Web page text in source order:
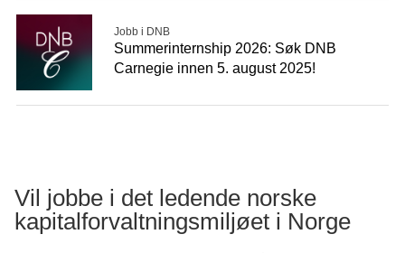
Jobb i DNB
Summerinternship 2026: Søk DNB
Carnegie innen 5. august 2025!
Vil jobbe i det ledende norske
kapitalforvaltningsmiljøet i Norge